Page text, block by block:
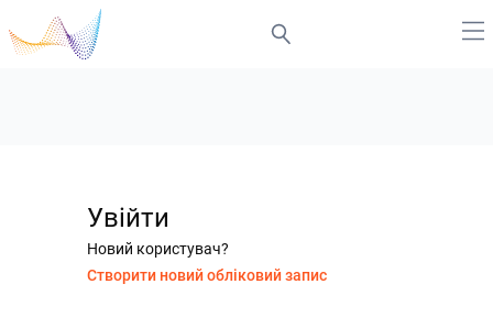
Увійти
Новий користувач?
Створити новий обліковий запис